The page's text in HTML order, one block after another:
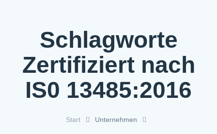
Schlagworte
Zertifiziert nach
IS0 13485:2016
Start Unternehmen